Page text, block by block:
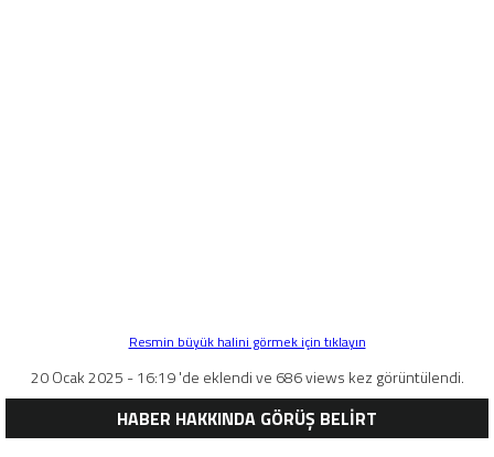
Resmin büyük halini görmek için tıklayın
20 Ocak 2025 - 16:19 'de eklendi ve 686 views kez görüntülendi.
HABER HAKKINDA GÖRÜŞ BELİRT